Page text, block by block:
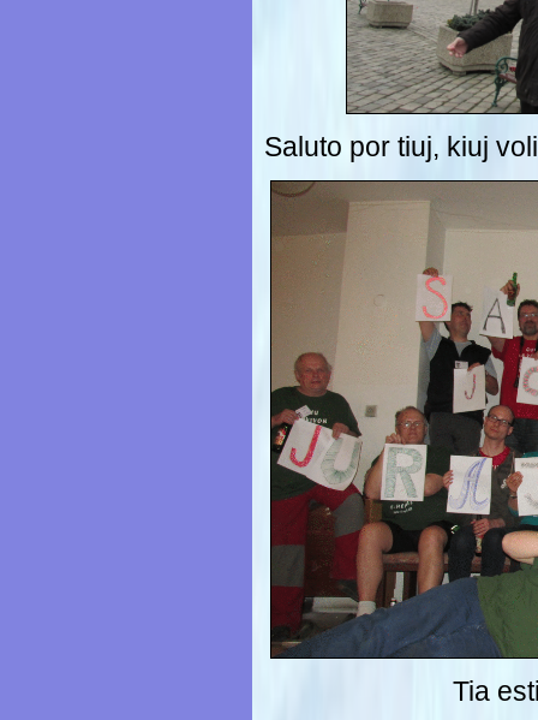
Saluto por tiuj, kiuj
Tia